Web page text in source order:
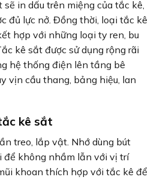
in dấu trên miệng của tắc kê,
đủ lực nở. Đồng thời, loại tắc kê
hợp với những loại ty ren, bu
kê sắt được sử dụng rộng rãi
hệ thống điện lên tầng bê
vịn cầu thang, bảng hiệu, lan
kê sắt
treo, lắp vật. Nhớ dùng bút
để không nhầm lẫn với vị trí
khoan thích hợp với tắc kê để